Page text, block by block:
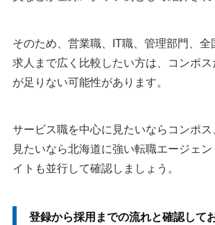
そのため、営業職、IT職、管理部門、全
求人まで広く比較したい方は、コンポ
が足りない可能性があります。
サービス職を中心に見たいならコンポス
見たいなら北海道に強い転職エージェ
イトも並行して確認しましょう。
登録から採用までの流れと確認して